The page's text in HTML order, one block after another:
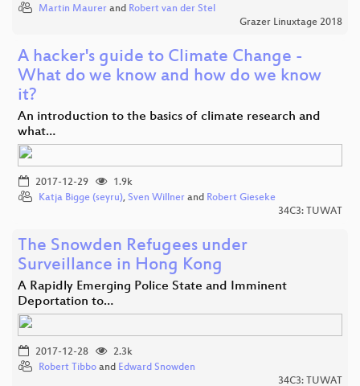
Martin Maurer and Robert van der Stel
Grazer Linuxtage 2018
A hacker's guide to Climate Change -
What do we know and how do we know
it?
An introduction to the basics of climate research and
what…
2017-12-29
1.9k
Katja Bigge (seyru), Sven Willner and Robert Gieseke
34C3: TUWAT
The Snowden Refugees under
Surveillance in Hong Kong
A Rapidly Emerging Police State and Imminent
Deportation to…
2017-12-28
2.3k
Robert Tibbo and Edward Snowden
34C3: TUWAT